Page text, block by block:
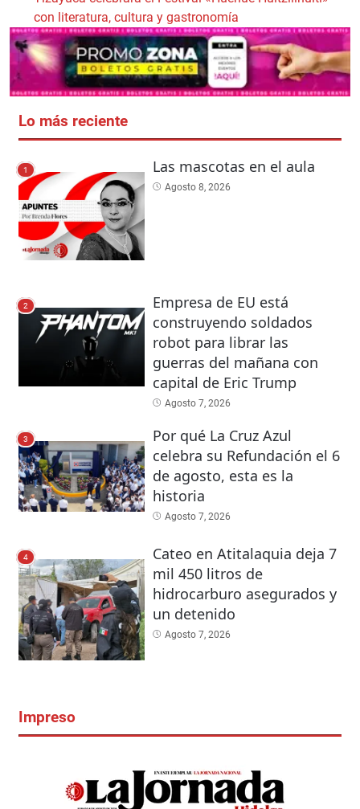
con literatura, cultura y gastronomía
Lo más reciente
1 Las mascotas en el aula
Agosto 8, 2026
2
Empresa de EU está
construyendo soldados
robot para librar las
guerras del mañana con
capital de Eric Trump
Agosto 7, 2026
3
Por qué La Cruz Azul
celebra su Refundación el 6
de agosto, esta es la
historia
Agosto 7, 2026
4
Cateo en Atitalaquia deja 7
mil 450 litros de
hidrocarburo asegurados y
un detenido
Agosto 7, 2026
Impreso